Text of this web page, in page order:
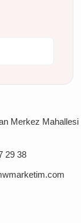
Merkez
29 38